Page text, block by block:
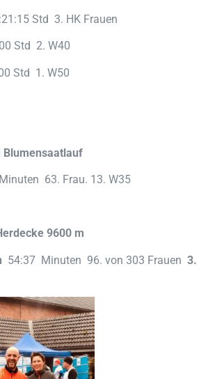
Std 3. HK Frauen
Std 2. W40
Std 1. W50
Blumensaatlauf
63. Frau. 13. W35
9600 m
54:37 Minuten 96. von 303 Frauen 3.